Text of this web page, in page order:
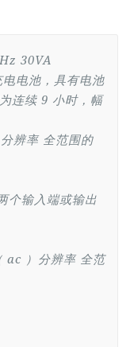
30VA
电池，具有电池
连续 9 小时，幅
辨率 全范围的
个输入端或输出
ac ）分辨率 全范